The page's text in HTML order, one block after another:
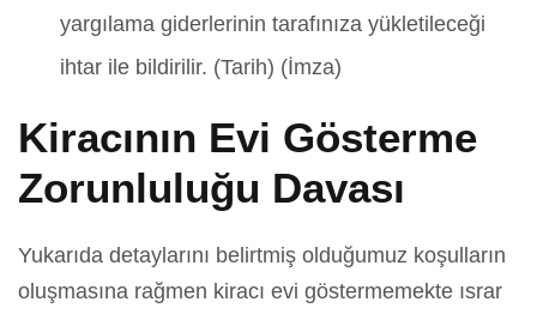
yargılama giderlerinin tarafınıza yükletileceği
ihtar ile bildirilir. (Tarih) (İmza)
Kiracının Evi Gösterme
Zorunluluğu Davası
Yukarıda detaylarını belirtmiş olduğumuz koşulların
oluşmasına rağmen kiracı evi göstermemekte ısrar